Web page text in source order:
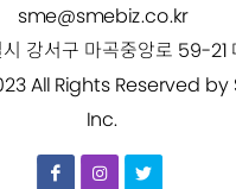
sme@smebiz.co.kr
강서구 마곡중앙로 59-21
All Rights Reserved by
Inc.